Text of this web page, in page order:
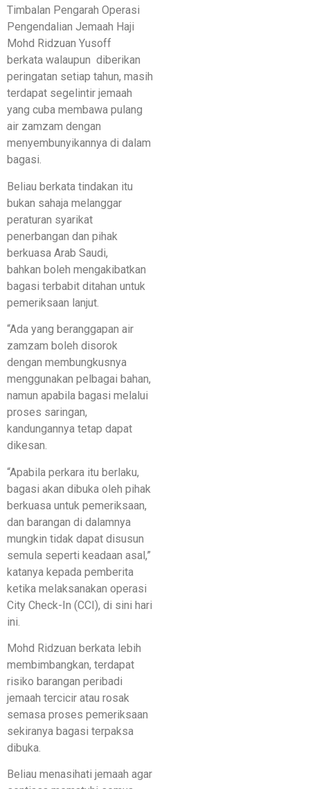
Timbalan Pengarah Operasi
Pengendalian Jemaah Haji
Mohd Ridzuan Yusoff
berkata walaupun diberikan
peringatan setiap tahun, masih
terdapat segelintir jemaah
yang cuba membawa pulang
air zamzam dengan
menyembunyikannya di dalam
bagasi.
Beliau berkata tindakan itu
bukan sahaja melanggar
peraturan syarikat
penerbangan dan pihak
berkuasa Arab Saudi,
bahkan boleh mengakibatkan
bagasi terbabit ditahan untuk
pemeriksaan lanjut.
“Ada yang beranggapan air
zamzam boleh disorok
dengan membungkusnya
menggunakan pelbagai bahan,
namun apabila bagasi melalui
proses saringan,
kandungannya tetap dapat
dikesan.
“Apabila perkara itu berlaku,
bagasi akan dibuka oleh pihak
berkuasa untuk pemeriksaan,
dan barangan di dalamnya
mungkin tidak dapat disusun
semula seperti keadaan asal,”
katanya kepada pemberita
ketika melaksanakan operasi
City Check-In (CCI), di sini hari
ini.
Mohd Ridzuan berkata lebih
membimbangkan, terdapat
risiko barangan peribadi
jemaah tercicir atau rosak
semasa proses pemeriksaan
sekiranya bagasi terpaksa
dibuka.
Beliau menasihati jemaah agar